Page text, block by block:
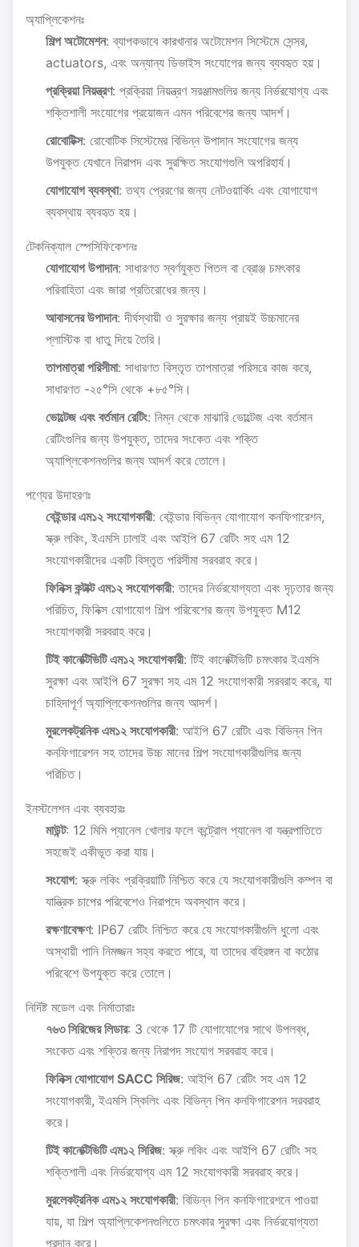
অ্যাপ্লিকেশনঃ
শিল্প অটোমেশন: ব্যাপকভাবে কারখানার অটোমেশন সিস্টেমে সেন্সর,
actuators, এবং অন্যান্য ডিভাইস সংযোগের জন্য ব্যবহৃত হয়।
প্রক্রিয়া নিয়ন্ত্রণ: প্রক্রিয়া নিয়ন্ত্রণ সরঞ্জামগুলির জন্য নির্ভরযোগ্য এবং
শক্তিশালী সংযোগের প্রয়োজন এমন পরিবেশের জন্য আদর্শ।
রোবোটিক্স: রোবোটিক সিস্টেমের বিভিন্ন উপাদান সংযোগের জন্য
উপযুক্ত যেখানে নিরাপদ এবং সুরক্ষিত সংযোগগুলি অপরিহার্য।
যোগাযোগ ব্যবস্থা: তথ্য প্রেরণের জন্য নেটওয়ার্কিং এবং যোগাযোগ
ব্যবস্থায় ব্যবহৃত হয়।
টেকনিক্যাল স্পেসিফিকেশনঃ
যোগাযোগ উপাদান: সাধারণত স্বর্ণযুক্ত পিতল বা ব্রোঞ্জ চমৎকার
পরিবাহিতা এবং জারা প্রতিরোধের জন্য।
আবাসনের উপাদান: দীর্ঘস্থায়ী ও সুরক্ষার জন্য প্রায়ই উচ্চমানের
প্লাস্টিক বা ধাতু দিয়ে তৈরি।
তাপমাত্রা পরিসীমা: সাধারণত বিস্তৃত তাপমাত্রা পরিসরে কাজ করে,
সাধারণত -২৫°সি থেকে +৮৫°সি।
ভোল্টেজ এবং বর্তমান রেটিং: নিম্ন থেকে মাঝারি ভোল্টেজ এবং বর্তমান
রেটিংগুলির জন্য উপযুক্ত, তাদের সংকেত এবং শক্তি
অ্যাপ্লিকেশনগুলির জন্য আদর্শ করে তোলে।
পণ্যের উদাহরণঃ
বেইন্ডার এম১২ সংযোগকারী: বেইন্ডার বিভিন্ন যোগাযোগ কনফিগারেশন,
স্ক্রু লকিং, ইএমসি ঢালাই এবং আইপি 67 রেটিং সহ এম 12
সংযোগকারীদের একটি বিস্তৃত পরিসীমা সরবরাহ করে।
ফিনিক্স কন্টাক্ট এম১২ সংযোগকারী: তাদের নির্ভরযোগ্যতা এবং দৃঢ়তার জন্য
পরিচিত, ফিনিক্স যোগাযোগ শিল্প পরিবেশের জন্য উপযুক্ত M12
সংযোগকারী সরবরাহ করে।
টিই কানেক্টিভিটি এম১২ সংযোগকারী: টিই কানেক্টিভিটি চমৎকার ইএমসি
সুরক্ষা এবং আইপি 67 সুরক্ষা সহ এম 12 সংযোগকারী সরবরাহ করে, যা
চাহিদাপূর্ণ অ্যাপ্লিকেশনগুলির জন্য আদর্শ।
মুরলেকট্রনিক এম১২ সংযোগকারী: আইপি 67 রেটিং এবং বিভিন্ন পিন
কনফিগারেশন সহ তাদের উচ্চ মানের শিল্প সংযোগকারীগুলির জন্য
পরিচিত।
ইনস্টলেশন এবং ব্যবহারঃ
মাউন্ট: 12 মিমি প্যানেল খোলার ফলে কন্ট্রোল প্যানেল বা যন্ত্রপাতিতে
সহজেই একীভূত করা যায়।
সংযোগ: স্ক্রু লকিং প্রক্রিয়াটি নিশ্চিত করে যে সংযোগকারীগুলি কম্পন বা
যান্ত্রিক চাপের পরিবেশেও নিরাপদে অবস্থান করে।
রক্ষণাবেক্ষণ: IP67 রেটিং নিশ্চিত করে যে সংযোগকারীগুলি ধুলো এবং
অস্থায়ী পানি নিমজ্জন সহ্য করতে পারে, যা তাদের বহিরঙ্গন বা কঠোর
পরিবেশে উপযুক্ত করে তোলে।
নির্দিষ্ট মডেল এবং নির্মাতারাঃ
৭৬৩ সিরিজের লিডার: 3 থেকে 17 টি যোগাযোগের সাথে উপলব্ধ,
সংকেত এবং শক্তির জন্য নিরাপদ সংযোগ সরবরাহ করে।
ফিনিক্স যোগাযোগ SACC সিরিজ: আইপি 67 রেটিং সহ এম 12
সংযোগকারী, ইএমসি স্কিলিং এবং বিভিন্ন পিন কনফিগারেশন সরবরাহ
করে।
টিই কানেক্টিভিটি এম১২ সিরিজ: স্ক্রু লকিং এবং আইপি 67 রেটিং সহ
শক্তিশালী এবং নির্ভরযোগ্য এম 12 সংযোগকারী সরবরাহ করে।
মুরলেকট্রনিক এম১২ সংযোগকারী: বিভিন্ন পিন কনফিগারেশনে পাওয়া
যায়, যা শিল্প অ্যাপ্লিকেশনগুলিতে চমৎকার সুরক্ষা এবং নির্ভরযোগ্যতা
প্রদান করে।